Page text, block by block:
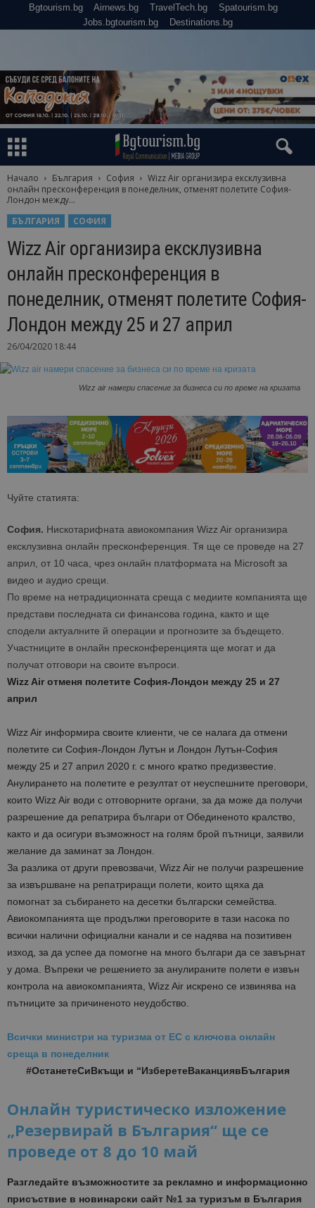
Bgtourism.bg Airnews.bg TravelTech.bg
Spatourism.bg
Jobs.bgtourism.bg
Destinations.bg
Начало България София
Wizz Air организира ексклузивна
онлайн пресконференция в понеделник, отменят полетите София-
Лондон между...
БЪЛГАРИЯ
СОФИЯ
Wizz Air организира ексклузивна
онлайн пресконференция в
понеделник, отменят полетите София-
Лондон между 25 и 27 април
26/04/2020 18:44
Wizz air намери спасение за бизнеса си по време на кризата
Чуйте статията:
София. Нискотарифната авиокомпания Wizz Air организира
ексклузивна онлайн пресконференция. Тя ще се проведе на 27
април, от 10 часа, чрез онлайн платформата на Microsoft за
видео и аудио срещи.
По време на нетрадиционната среща с медиите компанията ще
представи последната си финансова година, както и ще
сподели актуалните й операции и прогнозите за бъдещето.
Участниците в онлайн пресконференцията ще могат и да
получат отговори на своите въпроси.
Wizz Air отменя полетите София-Лондон между 25 и 27
април
Wizz Air информира своите клиенти, че се налага да отмени
полетите си София-Лондон Лутън и Лондон Лутън-София
между 25 и 27 април 2020 г. с много кратко предизвестие.
Анулирането на полетите е резултат от неуспешните преговори,
които Wizz Air води с отговорните органи, за да може да получи
разрешение да репатрира българи от Обединеното кралство,
както и да осигури възможност на голям брой пътници, заявили
желание да заминат за Лондон.
За разлика от други превозвачи, Wizz Air не получи разрешение
за извършване на репатриращи полети, които щяха да
помогнат за събирането на десетки български семейства.
Авиокомпанията ще продължи преговорите в тази насока по
всички налични официални канали и се надява на позитивен
изход, за да успее да помогне на много българи да се завърнат
у дома. Въпреки че решението за анулираните полети е извън
контрола на авиокомпанията, Wizz Air искрено се извинява на
пътниците за причиненото неудобство.
Всички министри на туризма от ЕС с ключова онлайн
среща в понеделник
#ОстанетеСиВкъщи и “ИзберетеВаканциявБългария
Онлайн туристическо изложение
„Резервирай в България“ ще се
проведе от 8 до 10 май
Разгледайте възможностите за рекламно и информационно
присъствие в новинарски сайт №1 за туризъм в България